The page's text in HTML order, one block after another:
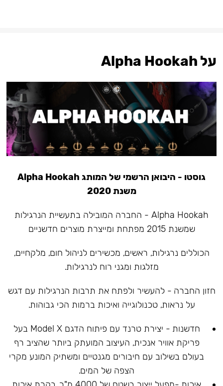
על Alpha Hookah
גוסטו - היבואן הרשמי של המותג Alpha Hookah
משנת 2020
Alpha Hookah - החברה המובילה בתעשיית הנרגילות
שמשנת 2015 מפתחת ומייצרת מוצרים חדשניים
הכוללים נרגילות, ראשים, מכשירים לניהול חום, מלקחיים,
מזלגות ומגני רוח לנרגילות.
חזון החברה - להעשיר ולפתח את תרבות הנרגילות עם דגש
על נראות, טכנולוגייה ואיכות ברמות הכי גבוהות.
חדשנות - יצירת טרנד עם פיתוח הדגם Model X בעל
פריקת אוויר אנכית, העיצוב המועתק ביותר שהציב רף
בעולם בשילוב עם חיבורים מגנטיים ומשתיק המונע מקרי
הצפה של המים.